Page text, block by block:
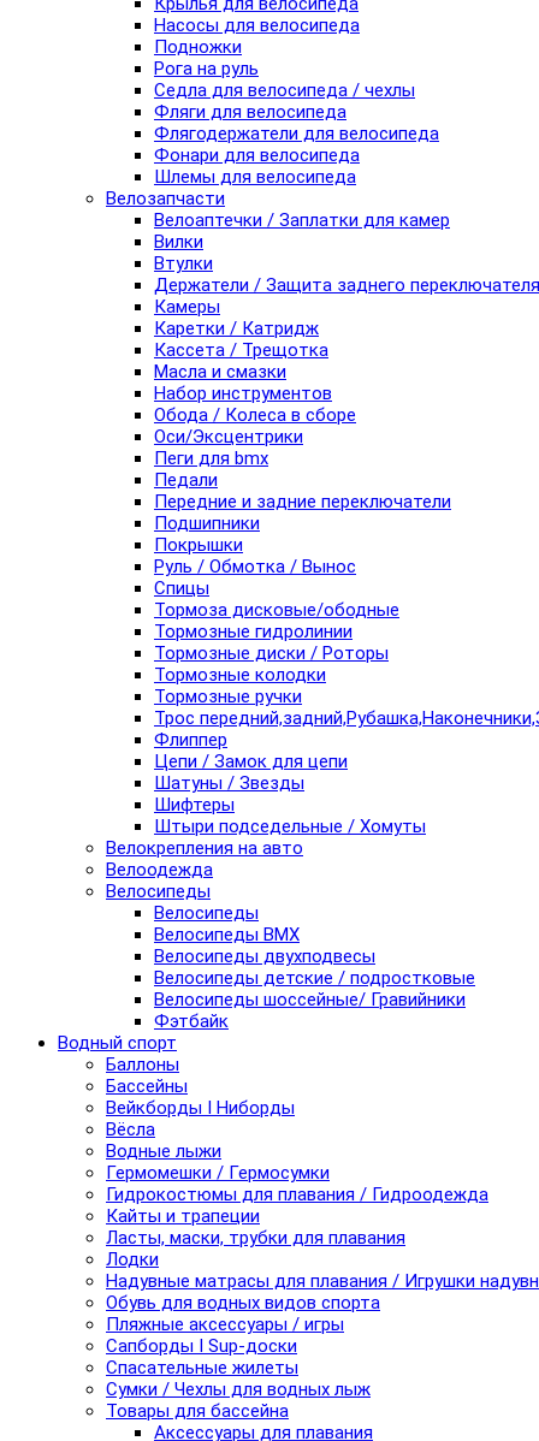
Насосы для велосипеда
Подножки
Рога на руль
Седла для велосипеда / чехлы
Фляги для велосипеда
Флягодержатели для велосипеда
Фонари для велосипеда
Шлемы для велосипеда
Велозапчасти
Велоаптечки / Заплатки для камер
Вилки
Втулки
Держатели / Защита заднего переключателя
Камеры
Каретки / Катридж
Кассета / Трещотка
Масла и смазки
Набор инструментов
Обода / Колеса в сборе
Оси/Эксцентрики
Пеги для bmx
Педали
Передние и задние переключатели
Подшипники
Покрышки
Руль / Обмотка / Вынос
Спицы
Тормоза дисковые/ободные
Тормозные гидролинии
Тормозные диски / Роторы
Тормозные колодки
Тормозные ручки
Трос
Флиппер
Цепи / Замок для цепи
Шатуны / Звезды
Шифтеры
Штыри подседельные / Хомуты
Велокрепления на авто
Велоодежда
Велосипеды
Велосипеды
Велосипеды BMX
Велосипеды двухподвесы
Велосипеды детские / подростковые
Велосипеды шоссейные/ Гравийники
Фэтбайк
Водный спорт
Баллоны
Бассейны
Вейкборды I Ниборды
Вёсла
Водные лыжи
Гермомешки / Гермосумки
Гидрокостюмы для плавания / Гидроодежда
Кайты и трапеции
Ласты, маски, трубки для плавания
Лодки
Надувные матрасы для плавания / Игрушки
Обувь для водных видов спорта
Пляжные аксессуары / игры
Сапборды I Sup-доски
Спасательные жилеты
Сумки / Чехлы для водных лыж
Товары для бассейна
Аксессуары для плавания